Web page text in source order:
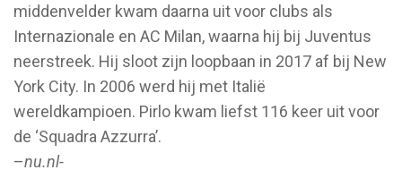
middenvelder kwam daarna uit voor clubs als
Internazionale en AC Milan, waarna hij bij Juventus
neerstreek. Hij sloot zijn loopbaan in 2017 af bij New
York City. In 2006 werd hij met Italië
wereldkampioen. Pirlo kwam liefst 116 keer uit voor
de ‘Squadra Azzurra’.
–nu.nl-